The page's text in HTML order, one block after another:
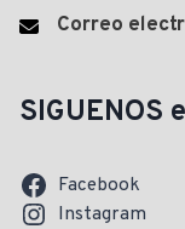
Correo
SIGUENOS
Facebook
Instagram